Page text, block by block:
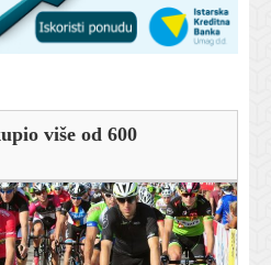
više od 600